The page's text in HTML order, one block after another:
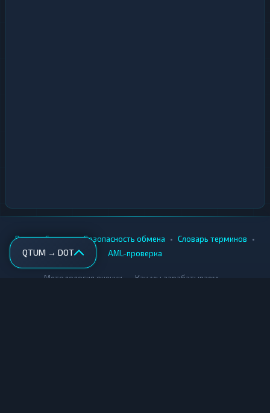
QTUM → DOT
Вики • Города • Безопасность обмена • Словарь терминов •
AML-проверка
Методология оценки Как мы зарабатываем